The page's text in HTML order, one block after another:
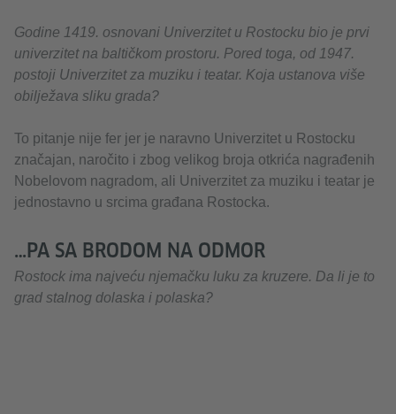
Godine 1419. osnovani Univerzitet u Rostocku bio je prvi
univerzitet na baltičkom prostoru. Pored toga, od 1947.
postoji Univerzitet za muziku i teatar. Koja ustanova više
obilježava sliku grada?
To pitanje nije fer jer je naravno Univerzitet u Rostocku
značajan, naročito i zbog velikog broja otkrića nagrađenih
Nobelovom nagradom, ali Univerzitet za muziku i teatar je
jednostavno u srcima građana Rostocka.
…PA SA BRODOM NA ODMOR
Rostock ima najveću njemačku luku za kruzere. Da li je to
grad stalnog dolaska i polaska?